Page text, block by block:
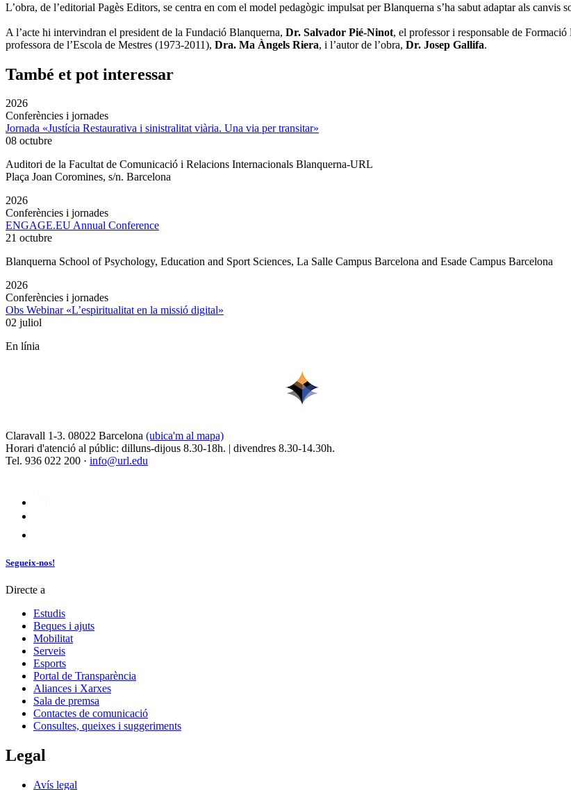
L’obra, de l’editorial Pagès Editors, se centra en com el model pedagògic impulsat per Blanquerna s’ha sabut adaptar als
A l’acte hi intervindran el president de la Fundació Blanquerna, Dr. Salvador Pié-Ninot, el professor i responsable de
professora de l’Escola de Mestres (1973-2011), Dra. Ma Àngels Riera, i l’autor de l’obra, Dr. Josep Gallifa.
També et pot interessar
2026
Conferències i jornades
Jornada «Justícia Restaurativa i sinistralitat viària. Una via per transitar»
08 octubre
Auditori de la Facultat de Comunicació i Relacions Internacionals Blanquerna-URL
Plaça Joan Coromines, s/n. Barcelona
2026
Conferències i jornades
ENGAGE.EU Annual Conference
21 octubre
Blanquerna School of Psychology, Education and Sport Sciences, La Salle Campus Barcelona and Esade Campus Barcelona
2026
Conferències i jornades
Obs Webinar «L’espiritualitat en la missió digital»
02 juliol
En línia
Claravall 1-3. 08022 Barcelona (ubica'm al mapa)
Horari d'atenció al públic: dilluns-dijous 8.30-18h. | divendres 8.30-14.30h.
Tel. 936 022 200 · info@url.edu
Segueix-nos!
Directe a
Estudis
Beques i ajuts
Mobilitat
Serveis
Esports
Portal de Transparència
Aliances i Xarxes
Sala de premsa
Contactes de comunicació
Consultes, queixes i suggeriments
Legal
Avís legal